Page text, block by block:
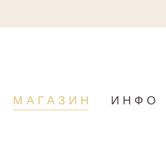
МАГАЗИН ИНФО